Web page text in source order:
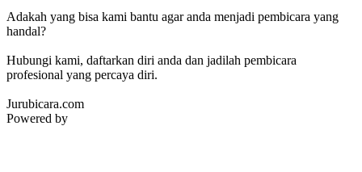
Adakah yang bisa kami bantu agar anda menjadi pembicara yang
handal?
Hubungi kami, daftarkan diri anda dan jadilah pembicara
profesional yang percaya diri.
Jurubicara.com
Powered by